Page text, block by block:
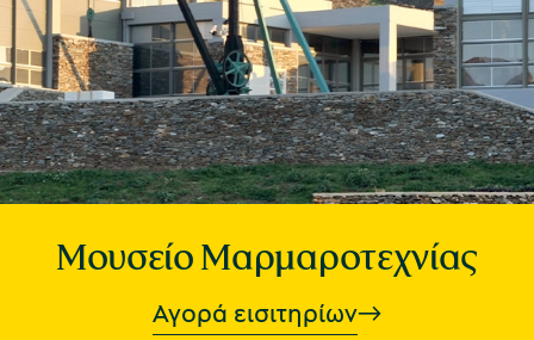
Μουσείο Μαρμαροτεχνίας
Αγορά εισιτηρίων